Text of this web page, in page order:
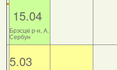
15.04
Брэсцкі р-н, А.
Сербун
5.03